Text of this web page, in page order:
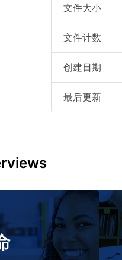
文件大小
文件计数
创建日期
最后更新
质量